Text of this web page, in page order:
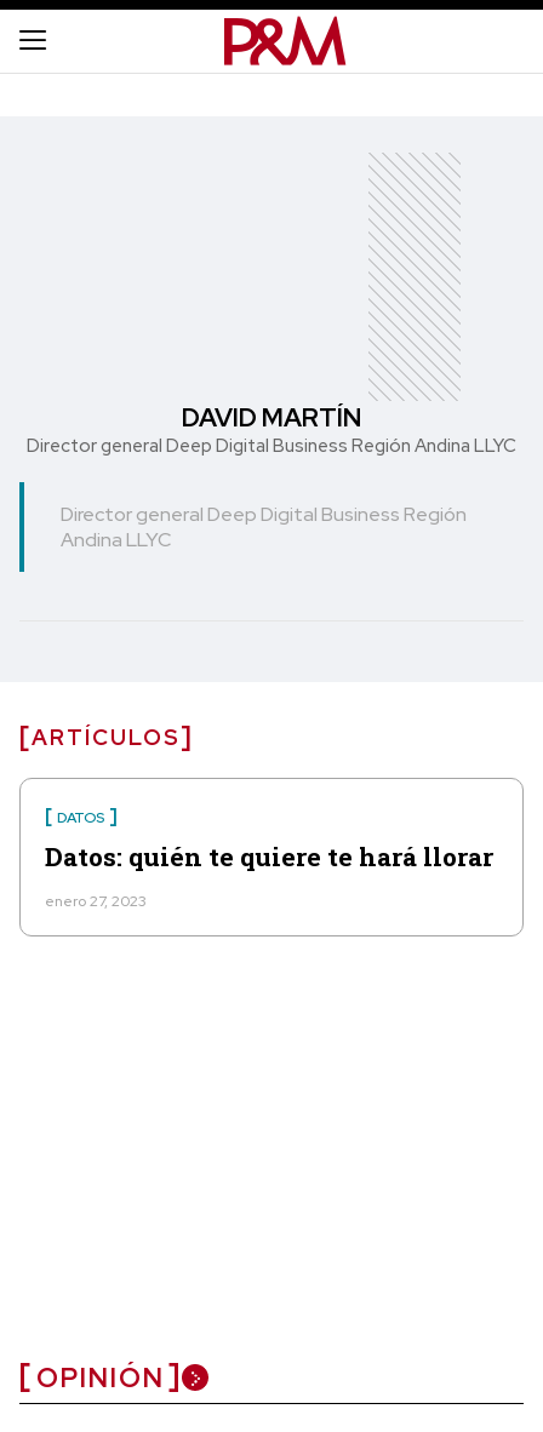
DAVID MARTÍN
Director general Deep Digital Business Región Andina LLYC
Director general Deep Digital Business Región
Andina LLYC
ARTÍCULOS
DATOS
Datos: quién te quiere te hará llorar
enero 27, 2023
OPINIÓN